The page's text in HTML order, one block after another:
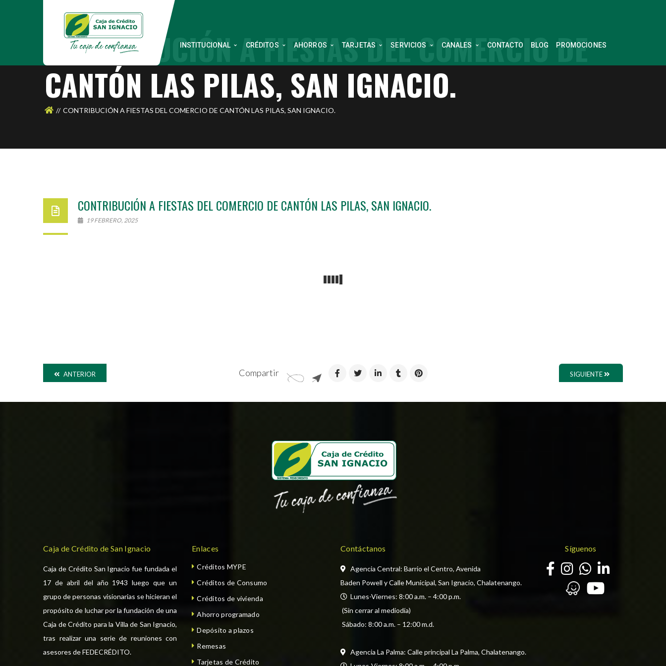
INSTITUCIONAL CRÉDITOS AHORROS TARJETAS SERVICIOS CANALES CONTACTO BLOG PROMOCIONES
CONTRIBUCIÓN A FIESTAS DEL COMERCIO DE
CANTÓN LAS PILAS, SAN IGNACIO.
CONTRIBUCIÓN A FIESTAS DEL COMERCIO DE CANTÓN LAS PILAS, SAN IGNACIO.
CONTRIBUCIÓN A FIESTAS DEL COMERCIO DE CANTÓN LAS PILAS, SAN IGNACIO.
19 FEBRERO, 2025
Compartir
ANTERIOR SIGUIENTE
Caja de Crédito de San Ignacio
Caja de Crédito San Ignacio fue fundada el
17 de abril del año 1943 luego que un
grupo de personas visionarias se hicieran el
propósito de luchar por la fundación de una
Caja de Crédito para la Villa de San Ignacio,
tras realizar una serie de reuniones con
asesores de FEDECRÉDITO.
Enlaces
Créditos MYPE
Créditos de Consumo
Créditos de vivienda
Ahorro programado
Depósito a plazos
Remesas
Tarjetas de Crédito
Contáctanos
Agencia Central: Barrio el Centro, Avenida
Baden Powell y Calle Municipal, San Ignacio, Chalatenango.
  Lunes-Viernes: 8:00 a.m. – 4:00 p.m.
(Sin cerrar al mediodía)
Sábado: 8:00 a.m. – 12:00 m.d.
Agencia La Palma: Calle principal La Palma, Chalatenango.
Síguenos